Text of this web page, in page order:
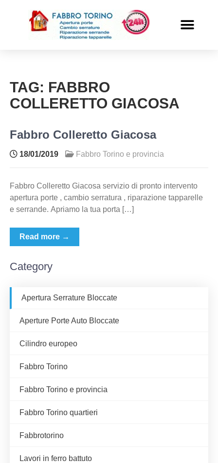
TAG: FABBRO
COLLERETTO GIACOSA
Fabbro Colleretto Giacosa
18/01/2019 Fabbro Torino e provincia
Fabbro Colleretto Giacosa servizio di pronto intervento
apertura porte , cambio serratura , riparazione tapparelle
e serrande. Apriamo la tua porta […]
Read more →
Category
Apertura Serrature Bloccate
Aperture Porte Auto Bloccate
Cilindro europeo
Fabbro Torino
Fabbro Torino e provincia
Fabbro Torino quartieri
Fabbrotorino
Lavori in ferro battuto